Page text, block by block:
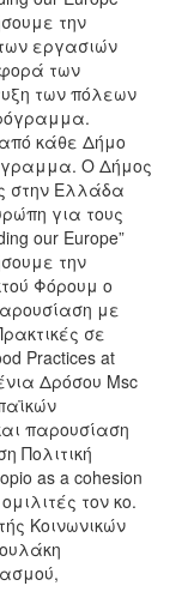
την
εργασιών
των
των πόλεων
κάθε Δήμο
Ο Δήμος
στην Ελλάδα
για τους
our Europe”
την
Φόρουμ ο
με
σε
Practices at
Δρόσου Msc
παρουσίαση
Πολιτική
as a cohesion
τον κο.
Κοινωνικών